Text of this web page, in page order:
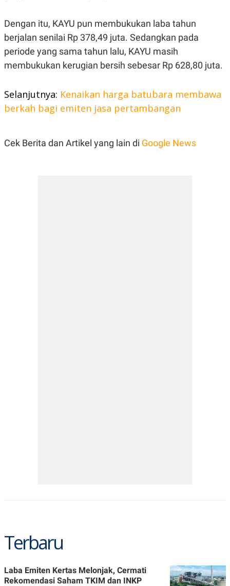
SITEMAP PROFILE TERM
OF
PEDOMAN
PEMBERITAAN
POLICY
Dengan itu, KAYU pun membukukan laba tahun
berjalan senilai Rp 378,49 juta. Sedangkan pada
periode yang sama tahun lalu, KAYU masih
membukukan kerugian bersih sebesar Rp 628,80 juta.
Selanjutnya: Kenaikan harga batubara membawa
berkah bagi emiten jasa pertambangan
Cek Berita dan Artikel yang lain di Google News
Terbaru
Laba Emiten Kertas Melonjak, Cermati
Rekomendasi Saham TKIM dan INKP